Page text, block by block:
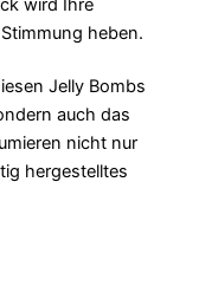
heben.
Jelly Bombs
auch das
nicht nur
hergestelltes